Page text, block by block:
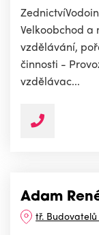
Velkoobchod
vzdělávání,
činnosti -
vzdělávac...
Adam
tř. Budovatelů